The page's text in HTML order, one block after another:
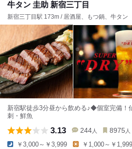
牛タン 圭助 新宿三丁目
新宿三丁目駅 173m / 居酒屋、もつ鍋、牛タン
新宿駅徒歩3分昼から飲める♪◆個室完備！
刺・鮮魚
3.13 244 人 8975 人
￥3,000～￥3,999 ￥1,000～￥1,999